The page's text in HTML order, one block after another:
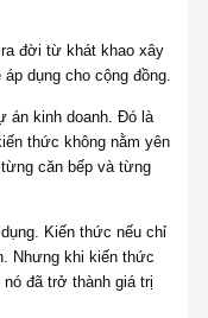
đời từ khát khao xây
dụng cho cộng đồng.
án kinh doanh. Đó là
thức không nằm yên
căn bếp và từng
Kiến thức nếu chỉ
Nhưng khi kiến thức
đã trở thành giá trị